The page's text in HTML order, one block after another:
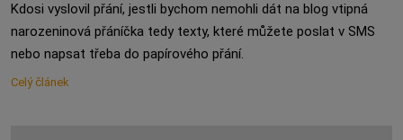
Kdosi vyslovil přání, jestli bychom nemohli dát na blog vtipná
narozeninová přáníčka tedy texty, které můžete poslat v SMS
nebo napsat třeba do papírového přání.
Celý článek